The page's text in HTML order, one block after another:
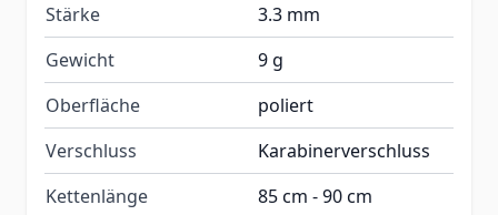
Stärke
3.3 mm
Gewicht
9 g
Oberfläche
poliert
Verschluss
Karabinerverschluss
Kettenlänge
85 cm - 90 cm